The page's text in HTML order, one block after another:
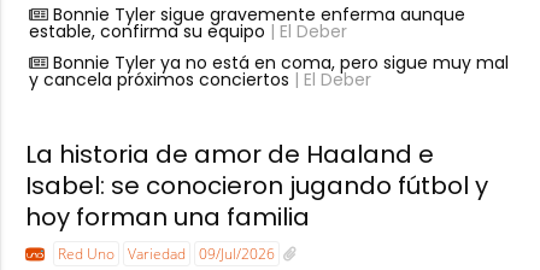
Bonnie Tyler sigue gravemente enferma aunque
estable, confirma su equipo | El Deber
Bonnie Tyler ya no está en coma, pero sigue muy mal
y cancela próximos conciertos | El Deber
La historia de amor de Haaland e
Isabel: se conocieron jugando fútbol y
hoy forman una familia
Red Uno Variedad 09/Jul/2026